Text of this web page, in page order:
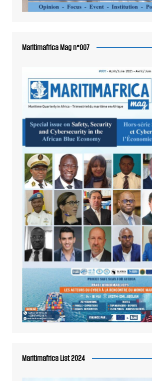
Maritimafrica Mag n°007
Maritimafrica List 2024